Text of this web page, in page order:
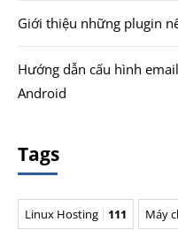
Giới thiệu những plugin
Hướng dẫn cấu hình
Android
Tags
Linux Hosting 111 Máy